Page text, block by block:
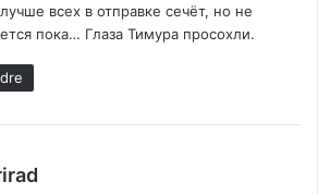
всех в отправке сечёт, но не
пока… Глаза Тимура просохли.